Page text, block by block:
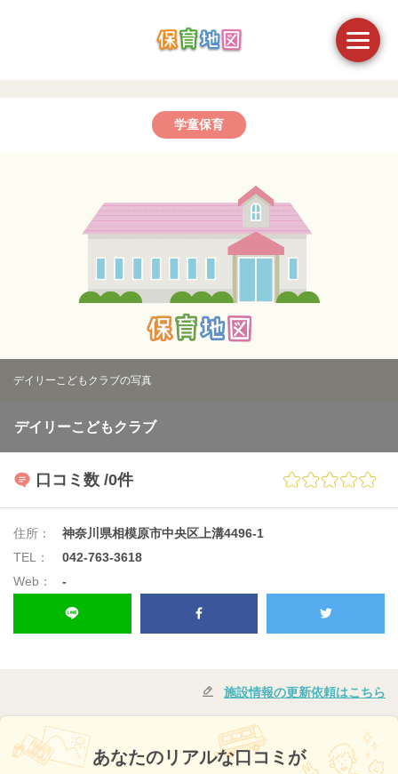
学童保育
デイリーこどもクラブの写真
デイリーこどもクラブ
口コミ数 /0件
住所：
神奈川県相模原市中央区上溝4496-1
TEL：
042-763-3618
Web：
-
施設情報の更新依頼はこちら
あなたのリアルな口コミが